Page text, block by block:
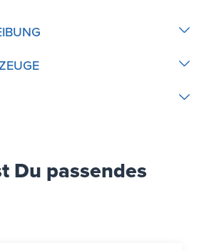
Du passendes